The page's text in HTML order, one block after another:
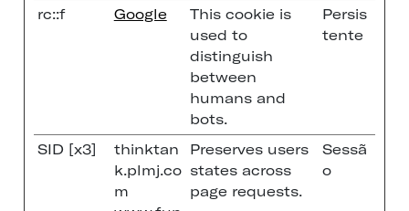
rc::f Google
This cookie is
used to
distinguish
between
humans and
bots.
Persis
tente
SID [x3]
thinktan
k.plmj.co
m
Preserves users
states across
page requests.
Sessã
o